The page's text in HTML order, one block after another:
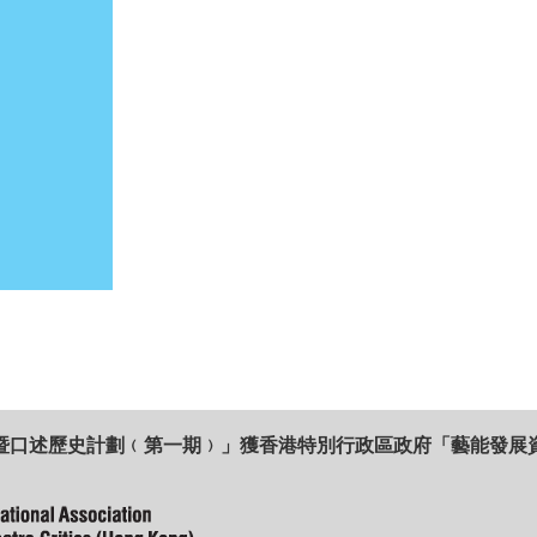
口述歷史計劃﹙第一期﹚」獲香港特別行政區政府「藝能發展